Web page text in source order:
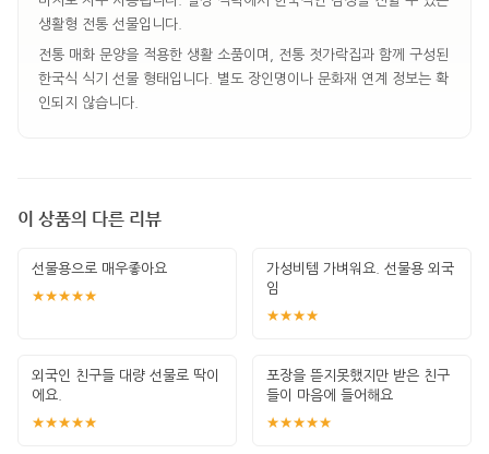
생활형 전통 선물입니다.
전통 매화 문양을 적용한 생활 소품이며, 전통 젓가락집과 함께 구성된
한국식 식기 선물 형태입니다. 별도 장인명이나 문화재 연계 정보는 확
인되지 않습니다.
이 상품의 다른 리뷰
선물용으로 매우좋아요
★★★★★
가성비템 가벼워요. 선물용 외국
임
★★★★
외국인 친구들 대량 선물로 딱이
에요.
★★★★★
포장을 뜯지못했지만 받은 친구
들이 마음에 들어해요
★★★★★